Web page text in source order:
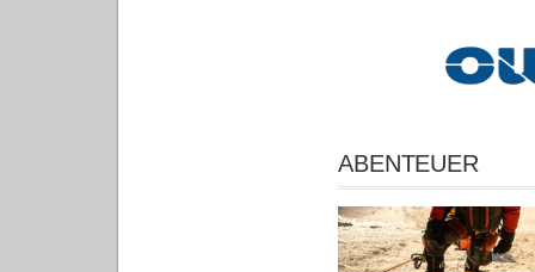
ABENTEUER